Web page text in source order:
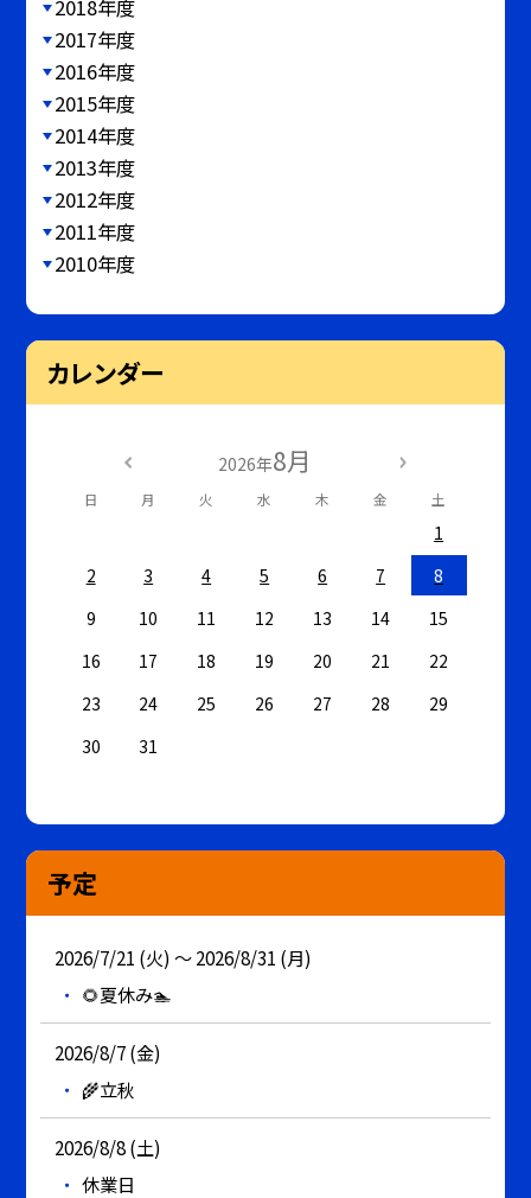
2018年度
2017年度
2016年度
2015年度
2014年度
2013年度
2012年度
2011年度
2010年度
カレンダー
2026年8月
日 月 火 水 木 金 土
1
2
3 4 5 6 7
8
9
10 11 12 13 14
15
16
17 18 19 20 21
22
23
24 25 26 27 28
29
30
31
予定
2026/7/21 (火) ～ 2026/8/31 (月)
🌻夏休み🏊
2026/8/7 (金)
🌾立秋
2026/8/8 (土)
休業日